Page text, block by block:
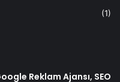
(1)
Reklam Ajansı, SEO